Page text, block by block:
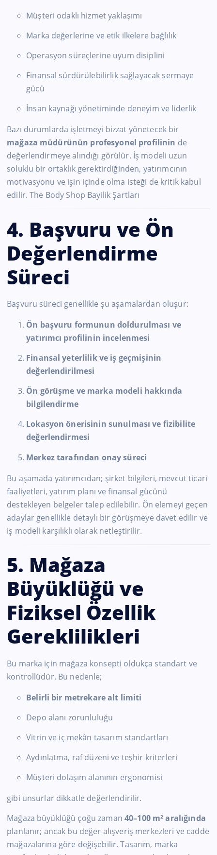
Müşteri odaklı hizmet yaklaşımı
Marka değerlerine ve etik ilkelere bağlılık
Operasyon süreçlerine uyum disiplini
Finansal sürdürülebilirlik sağlayacak sermaye
gücü
İnsan kaynağı yönetiminde deneyim ve liderlik
Bazı durumlarda işletmeyi bizzat yönetecek bir
mağaza müdürünün profesyonel profilinin de
değerlendirmeye alındığı görülür. İş modeli uzun
soluklu bir ortaklık gerektirdiğinden, yatırımcının
motivasyonu ve işin içinde olma isteği de kritik kabul
edilir. The Body Shop Bayilik Şartları
4. Başvuru ve Ön
Değerlendirme
Süreci
Başvuru süreci genellikle şu aşamalardan oluşur:
Ön başvuru formunun doldurulması ve
yatırımcı profilinin incelenmesi
Finansal yeterlilik ve iş geçmişinin
değerlendirilmesi
Ön görüşme ve marka modeli hakkında
bilgilendirme
Lokasyon önerisinin sunulması ve fizibilite
değerlendirmesi
Merkez tarafından onay süreci
Bu aşamada yatırımcıdan; şirket bilgileri, mevcut ticari
faaliyetleri, yatırım planı ve finansal gücünü
destekleyen belgeler talep edilebilir. Ön elemeyi geçen
adaylar genellikle detaylı bir görüşmeye davet edilir ve
iş modeli karşılıklı olarak netleştirilir.
5. Mağaza
Büyüklüğü ve
Fiziksel Özellik
Gereklilikleri
Bu marka için mağaza konsepti oldukça standart ve
kontrollüdür. Bu nedenle;
Belirli bir metrekare alt limiti
Depo alanı zorunluluğu
Vitrin ve iç mekân tasarım standartları
Aydınlatma, raf düzeni ve teşhir kriterleri
Müşteri dolaşım alanının ergonomisi
gibi unsurlar dikkatle değerlendirilir.
Mağaza büyüklüğü çoğu zaman40–100 m² aralığında
planlanır; ancak bu değer alışveriş merkezleri ve cadde
mağazalarına göre değişebilir. Tasarım, marka